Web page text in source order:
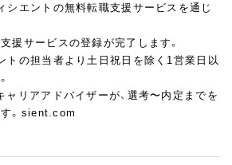
シエントの無料転職支援サービスを通じ
援サービスの登録が完了します。
トの担当者より土日祝日を除く1営業日以
ャリアアドバイザーが、選考〜内定までを
。sient.com